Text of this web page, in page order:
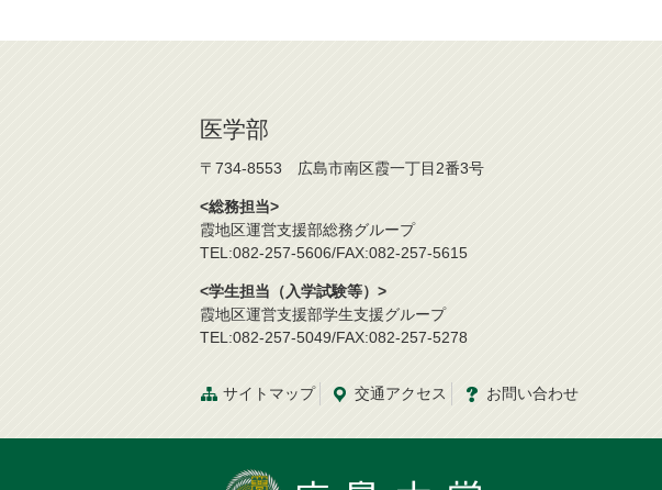
医学部
〒734-8553 広島市南区霞一丁目2番3号
<総務担当>
霞地区運営支援部総務グループ
TEL:082-257-5606/FAX:082-257-5615
<学生担当（入学試験等）>
霞地区運営支援部学生支援グループ
TEL:082-257-5049/FAX:082-257-5278
サイトマップ 交通アクセス お問い合わせ